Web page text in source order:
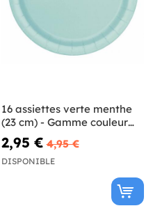
16 assiettes verte menthe
(23 cm) - Gamme couleur
unie
2,95 € 4,95 €
DISPONIBLE